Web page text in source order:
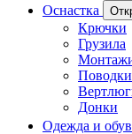
Оснастка
Крючки
Грузила
Поводки
Донки
Одежда и